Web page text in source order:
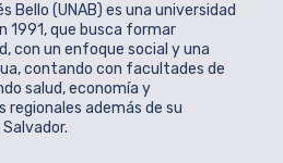
Bello (UNAB) es una universidad
1991, que busca formar
con un enfoque social y una
contando con facultades de
salud, economía y
regionales además de su